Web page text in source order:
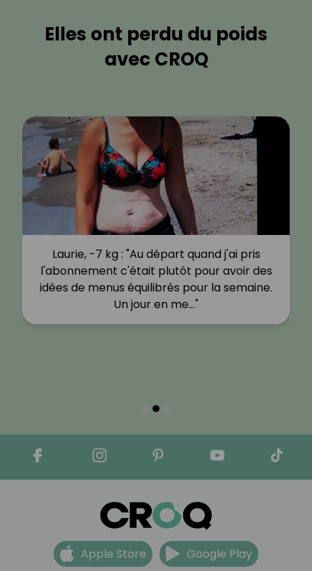
Elles ont perdu du poids
avec CROQ
Mélanie, -15 kg : " Mais je me suis vite
aperçue que ça n'était pas un régime, je
prenais plaisir à manger de bons petits
plats et j'ai commencé à…"
Apple Store Google Play